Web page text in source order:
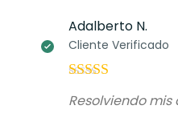
Adalberto N.
Cliente Verificado
5de 5
Resolviendo